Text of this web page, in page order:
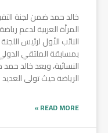
خالد حمد ضمن لجنة
المرأة العربية لدعم
النائب الأول لرئيس
بمسابقة الملتقي الدولي
النسائية، ويعد خالد
الرياضة حيث تولى
READ MORE »